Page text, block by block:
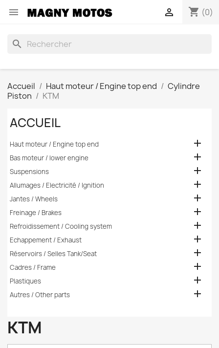
 shopping_cart (0)

search
Accueil Haut moteur / Engine top end
Cylindre
Piston
KTM
ACCUEIL
Haut moteur / Engine top end 
Bas moteur / lower engine 
Suspensions 
Allumages / Electricité / Ignition 
Jantes / Wheels 
Freinage / Brakes 
Refroidissement / Cooling system 
Echappement / Exhaust 
Réservoirs / Selles Tank/Seat 
Cadres / Frame 
Plastiques 
Autres / Other parts 
KTM